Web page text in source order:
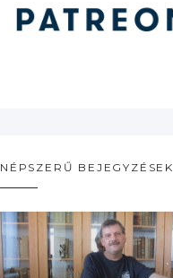
NÉPSZERŰ BEJEGYZÉSEK